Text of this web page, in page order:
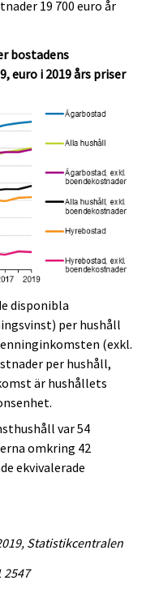
19 700 euro år
bostadens
euro i 2019 års priser
disponibla
per hushåll
(exkl.
per hushåll,
är hushållets
var 54
omkring 42
ekvivalerade
Statistikcentralen
2547